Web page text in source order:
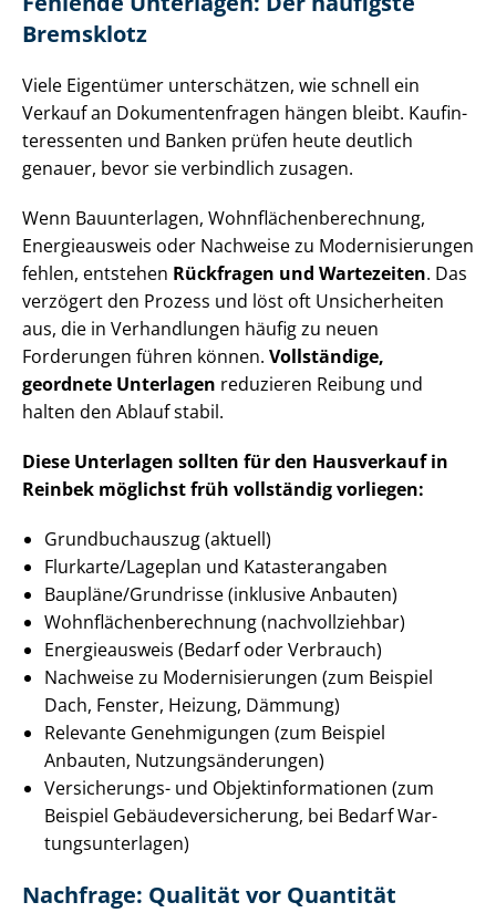
Bremsklotz
Viele Eigentümer unterschätzen, wie schnell ein
Verkauf an Do­ku­men­ten­fra­gen hängen bleibt. Kauf­in­
ter­es­sen­ten und Banken prüfen heute deutlich
genauer, bevor sie verbindlich zusagen.
Wenn Bauunterlagen, Wohn­flä­chen­be­rech­nung,
Energieausweis oder Nachweise zu Mo­der­ni­sie­run­gen
fehlen, entstehen Rückfragen und Wartezeiten. Das
verzögert den Prozess und löst oft Unsicherheiten
aus, die in Verhandlungen häufig zu neuen
Forderungen führen können. Vollständige,
geordnete Unterlagen reduzieren Reibung und
halten den Ablauf stabil.
Diese Unterlagen sollten für den Hausverkauf in
Reinbek möglichst früh vollständig vorliegen:
Grundbuchauszug (aktuell)
Flurkarte/Lageplan und Katasterangaben
Baupläne/Grundrisse (inklusive Anbauten)
Wohn­flä­chen­be­rech­nung (nachvollziehbar)
Energieausweis (Bedarf oder Verbrauch)
Nachweise zu Mo­der­ni­sie­run­gen (zum Beispiel
Dach, Fenster, Heizung, Dämmung)
Relevante Genehmigungen (zum Beispiel
Anbauten, Nut­zungs­än­de­run­gen)
Versicherungs- und Ob­jekt­in­for­ma­tio­nen (zum
Beispiel Ge­bäu­de­ver­si­che­rung, bei Bedarf War­
tungs­un­ter­la­gen)
Nachfrage: Qualität vor Quantität